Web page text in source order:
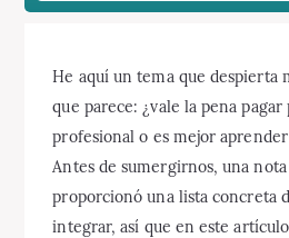
He aquí un tema que despierta
que parece: ¿vale la pena
profesional o es mejor aprender
Antes de sumergirnos, una
proporcionó una lista concreta
integrar, así que en este